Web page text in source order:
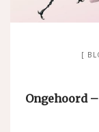
Ongehoord